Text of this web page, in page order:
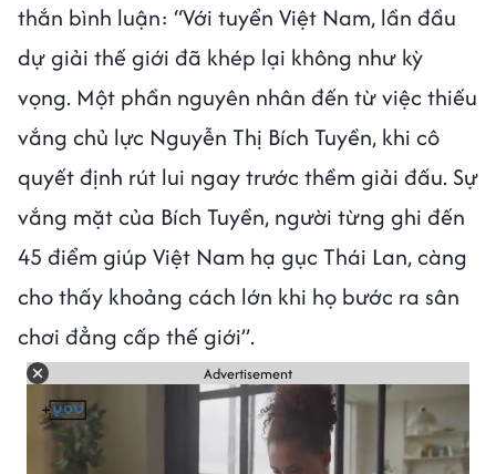
thắn bình luận: “Với tuyển Việt Nam, lần đầu
dự giải thế giới đã khép lại không như kỳ
vọng. Một phần nguyên nhân đến từ việc thiếu
vắng chủ lực Nguyễn Thị Bích Tuyền, khi cô
quyết định rút lui ngay trước thềm giải đấu. Sự
vắng mặt của Bích Tuyền, người từng ghi đến
45 điểm giúp Việt Nam hạ gục Thái Lan, càng
cho thấy khoảng cách lớn khi họ bước ra sân
chơi đẳng cấp thế giới”.
Advertisement